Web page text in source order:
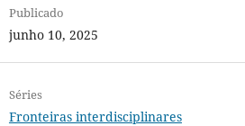
Publicado
junho 10, 2025
Séries
Fronteiras interdisciplinares